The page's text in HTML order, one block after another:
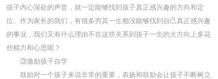
孩子内心深处的声音，就一定能够找到孩子真正感兴趣的方向和定
位。作为家长的我们，有很多穷其一生都没能够找到自己真正感兴趣
的事业，我们又有什么理由不在这些关系到孩子一生的大方向上多花
些精力和心思呢？
③激励孩子自学
鼓励对一个孩子来说非常的重要，表扬和鼓励会让孩子不断树立